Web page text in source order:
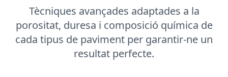
Tècniques avançades adaptades a la
porositat, duresa i composició química de
cada tipus de paviment per garantir-ne un
resultat perfecte.